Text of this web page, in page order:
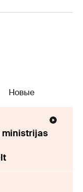
Новые
ministrijas